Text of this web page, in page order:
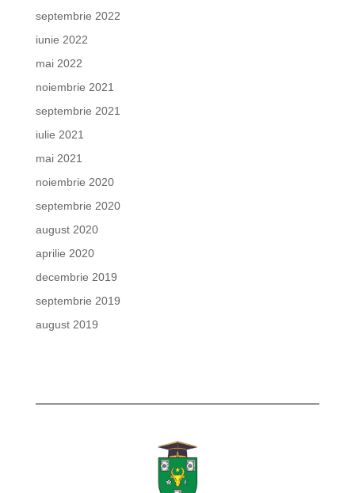
septembrie 2022
iunie 2022
mai 2022
noiembrie 2021
septembrie 2021
iulie 2021
mai 2021
noiembrie 2020
septembrie 2020
august 2020
aprilie 2020
decembrie 2019
septembrie 2019
august 2019